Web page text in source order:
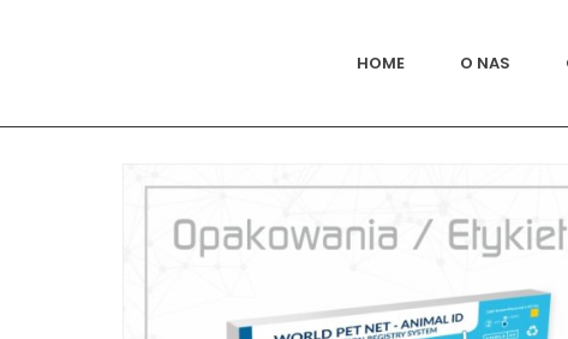
HOME O NAS